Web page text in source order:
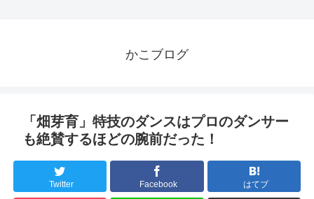
かこブログ
「畑芽育」特技のダンスはプロのダンサー
も絶賛するほどの腕前だった！
Twitter Facebook はてブ